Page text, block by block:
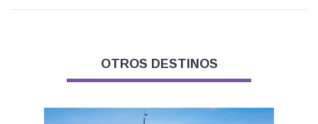
OTROS DESTINOS